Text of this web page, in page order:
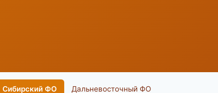
Сибирский ФО Дальневосточный ФО